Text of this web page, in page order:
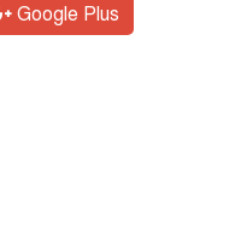
Google Plus